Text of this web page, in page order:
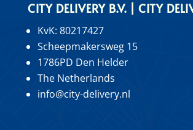
CITY DELIVERY B.V. | CITY
KvK: 80217427
Scheepmakersweg 15
1786PD Den Helder
The Netherlands
info@city-delivery.nl